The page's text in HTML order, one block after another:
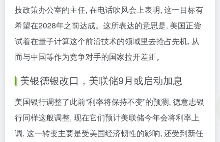
技政策办公室的主任, 在电话吹风会上表明, 这一目标有
希望在2028年之前达成。这所表达的意思是, 美国正尝
试着在量子计算这个前沿技术的领域里去抢占先机, 从
而与中国等作为竞争对手的国家拉开差距。
美银德银改口，美联储9月或启动加息
美国银行调整了此前“利率将保持不变”的预测, 德意志银
行同样这般调整, 现在它们预计美联储今年会将利率上
调, 这一转变主要是受美国经济韧性的影响, 还受到新任